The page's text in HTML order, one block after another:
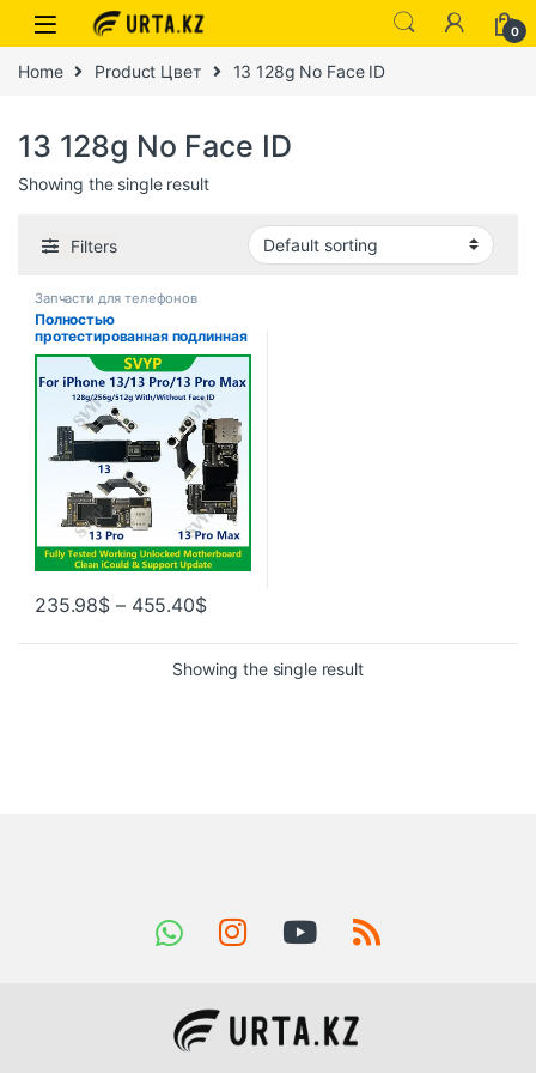
0
Home Product Цвет 13 128g No Face ID
13 128g No Face ID
Showing the single result
Filters
Запчасти для телефонов
Полностью
протестированная подлинная
материнская плата для
iPhone 13 Pro Max, 128 г/256
г, разблокированная
материнская плата с
лицевым идентификатором,
очищенная iCloud, быстрая
доставка
235.98$ – 455.40$
Showing the single result